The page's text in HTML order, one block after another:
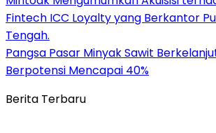
Fintech ICC Loyalty yang Berkantor
Tengah.
Pangsa Pasar Minyak Sawit
Berpotensi Mencapai 40%
Berita Terbaru